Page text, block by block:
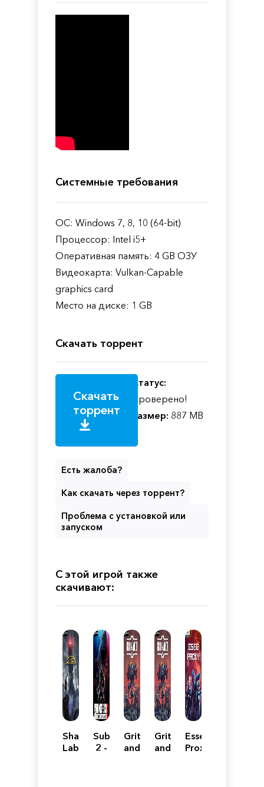
Системные требования
ОС: Windows 7, 8, 10 (64-bit)
Процессор: Intel i5+
Оперативная память: 4 GB ОЗУ
Видеокарта: Vulkan-Capable
graphics card
Место на диске: 1 GB
Скачать торрент
Скачать
торрент
Статус:
Проверено!
Размер: 887 MB
Есть жалоба?
Как скачать через торрент?
Проблема с установкой или
запуском
С этой игрой также
скачивают:
Shadow
Labyrinth
Submersed
2 -
Grit
and
Grit
and
Esse
Proxy